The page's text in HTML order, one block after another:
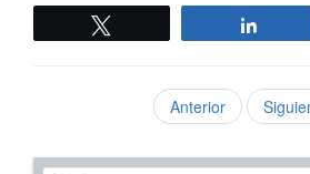
Anterior